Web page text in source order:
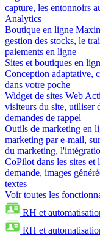
capture, les entonnoirs
Analytics
Boutique en ligne
gestion des stocks, le
paiements en ligne
Sites et boutiques en
Conception adaptative,
dans votre poche
Widget de sites Web
visiteurs du site, utiliser
demandes de rappel
Outils de marketing en
marketing par e-mail,
du marketing,
CoPilot dans les sites et
demande, images
textes
Voir toutes les
RH et
RH et